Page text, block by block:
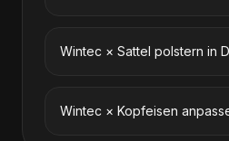
Wintec × Sattel polstern in
Wintec × Kopfeisen